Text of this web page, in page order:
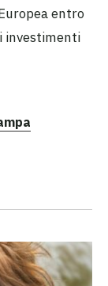
entro
investimenti